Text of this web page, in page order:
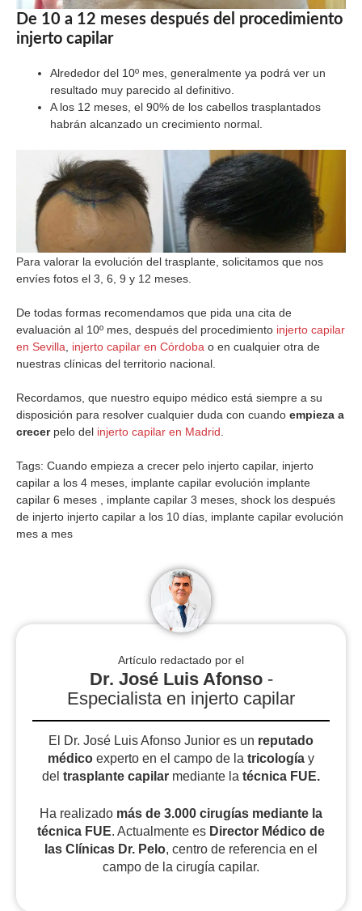
De 10 a 12 meses después del procedimiento
injerto capilar
Alrededor del 10º mes, generalmente ya podrá ver un
resultado muy parecido al definitivo.
A los 12 meses, el 90% de los cabellos trasplantados
habrán alcanzado un crecimiento normal.
Para valorar la evolución del trasplante, solicitamos que nos
envíes fotos el 3, 6, 9 y 12 meses.
De todas formas recomendamos que pida una cita de
evaluación al 10º mes, después del procedimiento injerto capilar
en Sevilla
injerto capilar en Córdoba o en cualquier otra de
nuestras clínicas del territorio nacional.
Recordamos, que nuestro equipo médico está siempre a su
disposición para resolver cualquier duda con cuando empieza a
crecerpelo del injerto capilar en Madrid
Tags: Cuando empieza a crecer pelo injerto capilar, injerto
capilar a los 4 meses, implante capilar evolución implante
capilar 6 meses , implante capilar 3 meses, shock los después
de injerto injerto capilar a los 10 días, implante capilar evolución
mes a mes
Artículo redactado por el
Dr. José Luis Afonso-
Especialista en injerto capilar
El Dr. José Luis Afonso Junior es un reputado
médico experto en el campo de la tricología y
del trasplante capilar mediante la técnica FUE.
Ha realizado más de 3.000 cirugías mediante la
técnica FUE. Actualmente es Director Médico de
las Clínicas Dr. Pelo, centro de referencia en el
campo de la cirugía capilar.